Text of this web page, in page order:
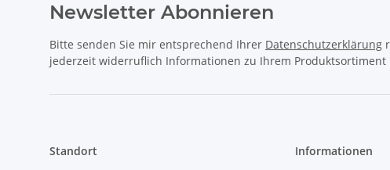
Newsletter Abonnieren
Bitte senden Sie mir entsprechend Ihrer Datenschutzerklärung
jederzeit widerruflich Informationen zu Ihrem Produktsortiment
Standort
Informationen